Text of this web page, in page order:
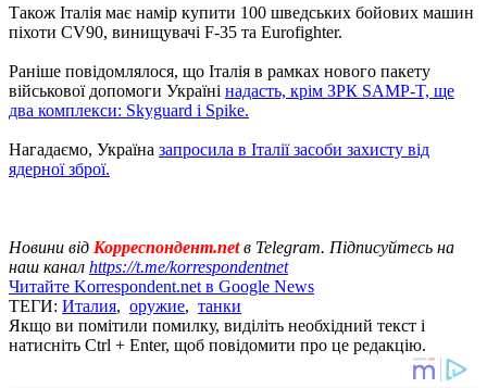
Також Італія має намір купити 100 шведських бойових машин
піхоти CV90, винищувачі F-35 та Eurofighter.
Раніше повідомлялося, що Італія в рамках нового пакету
військової допомоги Україні надасть, крім ЗРК SAMP-T, ще
два комплекси: Skyguard і Spike.
Нагадаємо, Україна запросила в Італії засоби захисту від
ядерної зброї.
Новини від Корреспондент.netв Telegram. Підписуйтесь на
наш канал https://t.me/korrespondentnet
Читайте Korrespondent.net в Google News
ТЕГИ: Италия, оружие, танки
Якщо ви помітили помилку, виділіть необхідний текст і
натисніть Ctrl + Enter, щоб повідомити про це редакцію.